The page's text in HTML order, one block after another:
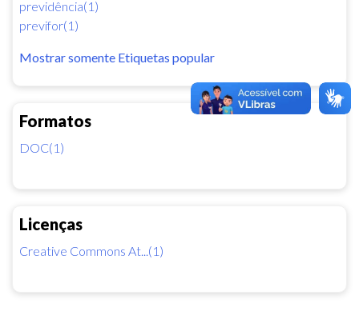
previdência(1)
previfor(1)
Mostrar somente Etiquetas popular
Formatos
DOC(1)
Licenças
Creative Commons At...(1)